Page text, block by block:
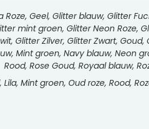
Geel, Glitter blauw, Glitter
mint groen, Glitter Neon Roze,
Glitter Zilver, Glitter Zwart, Goud,
Mint groen, Navy blauw, Neon
Rood, Rose Goud, Royaal blauw,
Lila, Mint groen, Oud roze, Rood,